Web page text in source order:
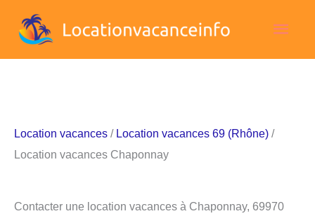
Location vacances / Location vacances 69 (Rhône) /
Location vacances Chaponnay
Contacter une location vacances à Chaponnay, 69970